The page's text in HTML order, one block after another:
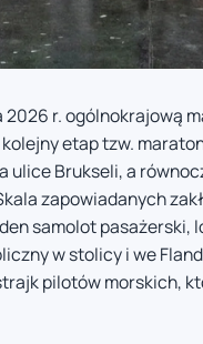
r. ogólnokrajową
etap tzw.
ulice Brukseli, a
zapowiadanych
samolot pasażerski,
w stolicy i we
pilotów morskich,